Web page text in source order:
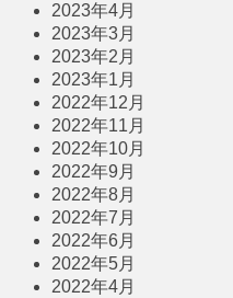
2023年4月
2023年3月
2023年2月
2023年1月
2022年12月
2022年11月
2022年10月
2022年9月
2022年8月
2022年7月
2022年6月
2022年5月
2022年4月